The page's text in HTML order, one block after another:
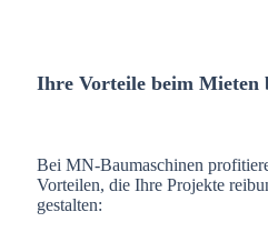
Ihre Vorteile beim Mieten
Bei MN-Baumaschinen
Vorteilen, die Ihre Projekte
gestalten: